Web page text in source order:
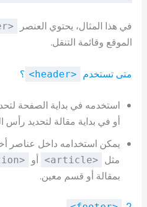
في هذا المثال، يحتوي العنصر <header>
الموقع وقائمة التنقل.
متى تستخدم <header> ؟
استخدمه في بداية الصفحة
أو في بداية مقالة لتحديد رأس
يمكن استخدامه داخل عناصر
مثل
<article> أو <section>
بمقالة أو قسم معين.